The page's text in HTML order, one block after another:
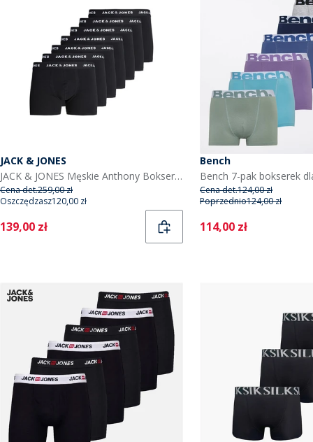
JACK & JONES
JACK & JONES Męskie Anthony Bokserki Czarny
Cena det.259,00 zł
Oszczędzasz120,00 zł
Current
139,00 zł
Bench
Cena det.124,00 zł
Poprzednio124,00 zł
Current
114,00 zł